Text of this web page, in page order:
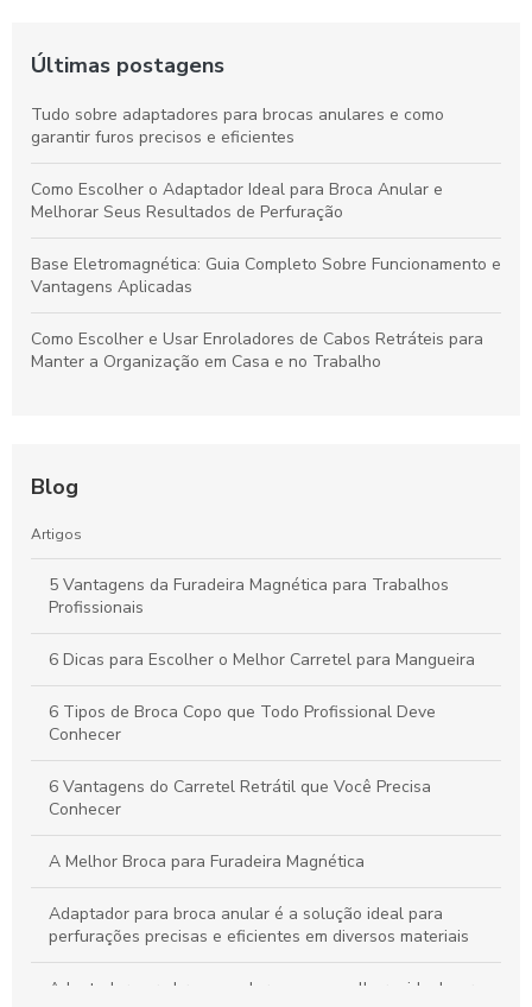
Últimas postagens
Tudo sobre adaptadores para brocas anulares e como
garantir furos precisos e eficientes
Como Escolher o Adaptador Ideal para Broca Anular e
Melhorar Seus Resultados de Perfuração
Base Eletromagnética: Guia Completo Sobre Funcionamento e
Vantagens Aplicadas
Como Escolher e Usar Enroladores de Cabos Retráteis para
Manter a Organização em Casa e no Trabalho
Blog
Artigos
5 Vantagens da Furadeira Magnética para Trabalhos
Profissionais
6 Dicas para Escolher o Melhor Carretel para Mangueira
6 Tipos de Broca Copo que Todo Profissional Deve
Conhecer
6 Vantagens do Carretel Retrátil que Você Precisa
Conhecer
A Melhor Broca para Furadeira Magnética
Adaptador para broca anular é a solução ideal para
perfurações precisas e eficientes em diversos materiais
Adaptador para broca anular: como escolher o ideal para